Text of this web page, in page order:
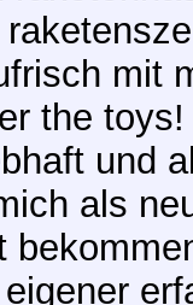
mit
the
und
als